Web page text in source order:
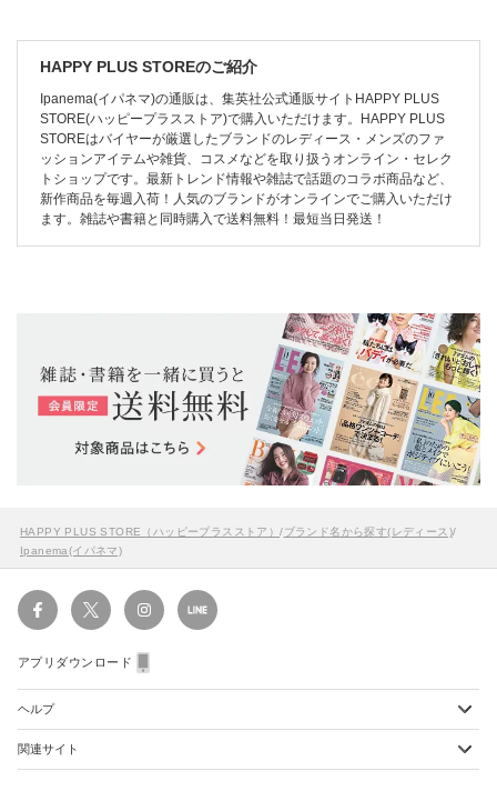
HAPPY PLUS STOREのご紹介
Ipanema(イパネマ)の通販は、集英社公式通販サイトHAPPY PLUS
STORE(ハッピープラスストア)で購入いただけます。HAPPY PLUS
STOREはバイヤーが厳選したブランドのレディース・メンズのファ
ッションアイテムや雑貨、コスメなどを取り扱うオンライン・セレク
トショップです。最新トレンド情報や雑誌で話題のコラボ商品など、
新作商品を毎週入荷！人気のブランドがオンラインでご購入いただけ
ます。雑誌や書籍と同時購入で送料無料！最短当日発送！
HAPPY PLUS STORE（ハッピープラスストア）/ブランド名から探す(レディース)/
Ipanema(イパネマ)
アプリダウンロード
ヘルプ
ショッピングガイド
関連サイト